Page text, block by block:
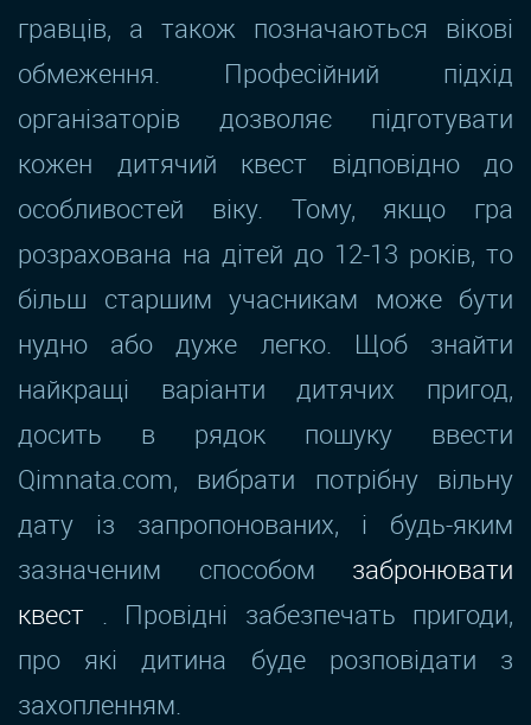
гравців, а також позначаються вікові
обмеження. Професійний підхід
організаторів дозволяє підготувати
кожен дитячий квест відповідно до
особливостей віку. Тому, якщо гра
розрахована на дітей до 12-13 років, то
більш старшим учасникам може бути
нудно або дуже легко. Щоб знайти
найкращі варіанти дитячих пригод,
досить в рядок пошуку ввести
Qimnata.com, вибрати потрібну вільну
дату із запропонованих, і будь-яким
зазначеним способом забронювати
квест . Провідні забезпечать пригоди,
про які дитина буде розповідати з
захопленням.